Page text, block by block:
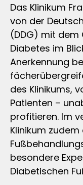
Das Klinikum
von der
(DDG) mit dem
Diabetes im
Anerkennung
des Klinikums,
Patienten –
profitieren. Im
Klinikum
besondere
Diabetischen